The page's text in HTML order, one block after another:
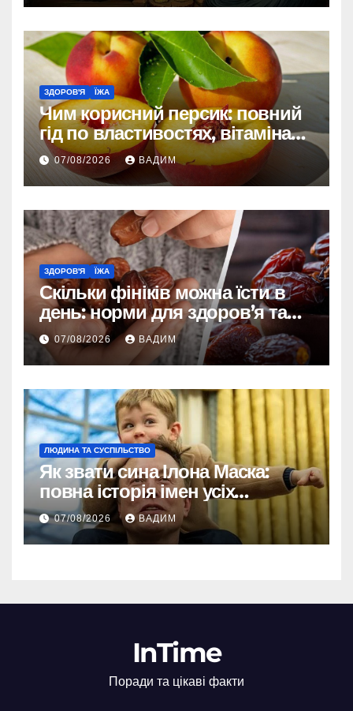
ЗДОРОВ'Я ЇЖА
Чим корисний персик: повний
гід по властивостях, вітамінах і
впливі на організм
07/08/2026 ВАДИМ
ЗДОРОВ'Я ЇЖА
Скільки фініків можна їсти в
день: норми для здоров’я та
енергії
07/08/2026 ВАДИМ
ЛЮДИНА ТА СУСПІЛЬСТВО
Як звати сина Ілона Маска:
повна історія імен усіх
хлопчиків мільярдера
07/08/2026 ВАДИМ
InTime
Поради та цікаві факти